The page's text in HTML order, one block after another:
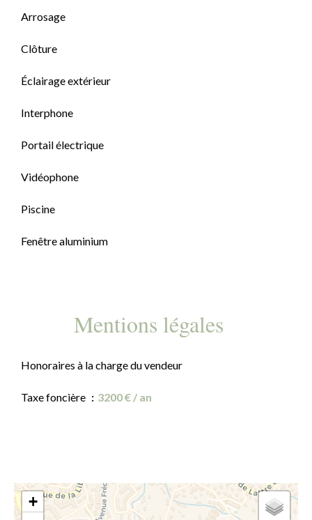
Arrosage
Clôture
Éclairage extérieur
Interphone
Portail électrique
Vidéophone
Piscine
Fenêtre aluminium
Mentions légales
Honoraires à la charge du vendeur
Taxe foncière 3200 € / an
+